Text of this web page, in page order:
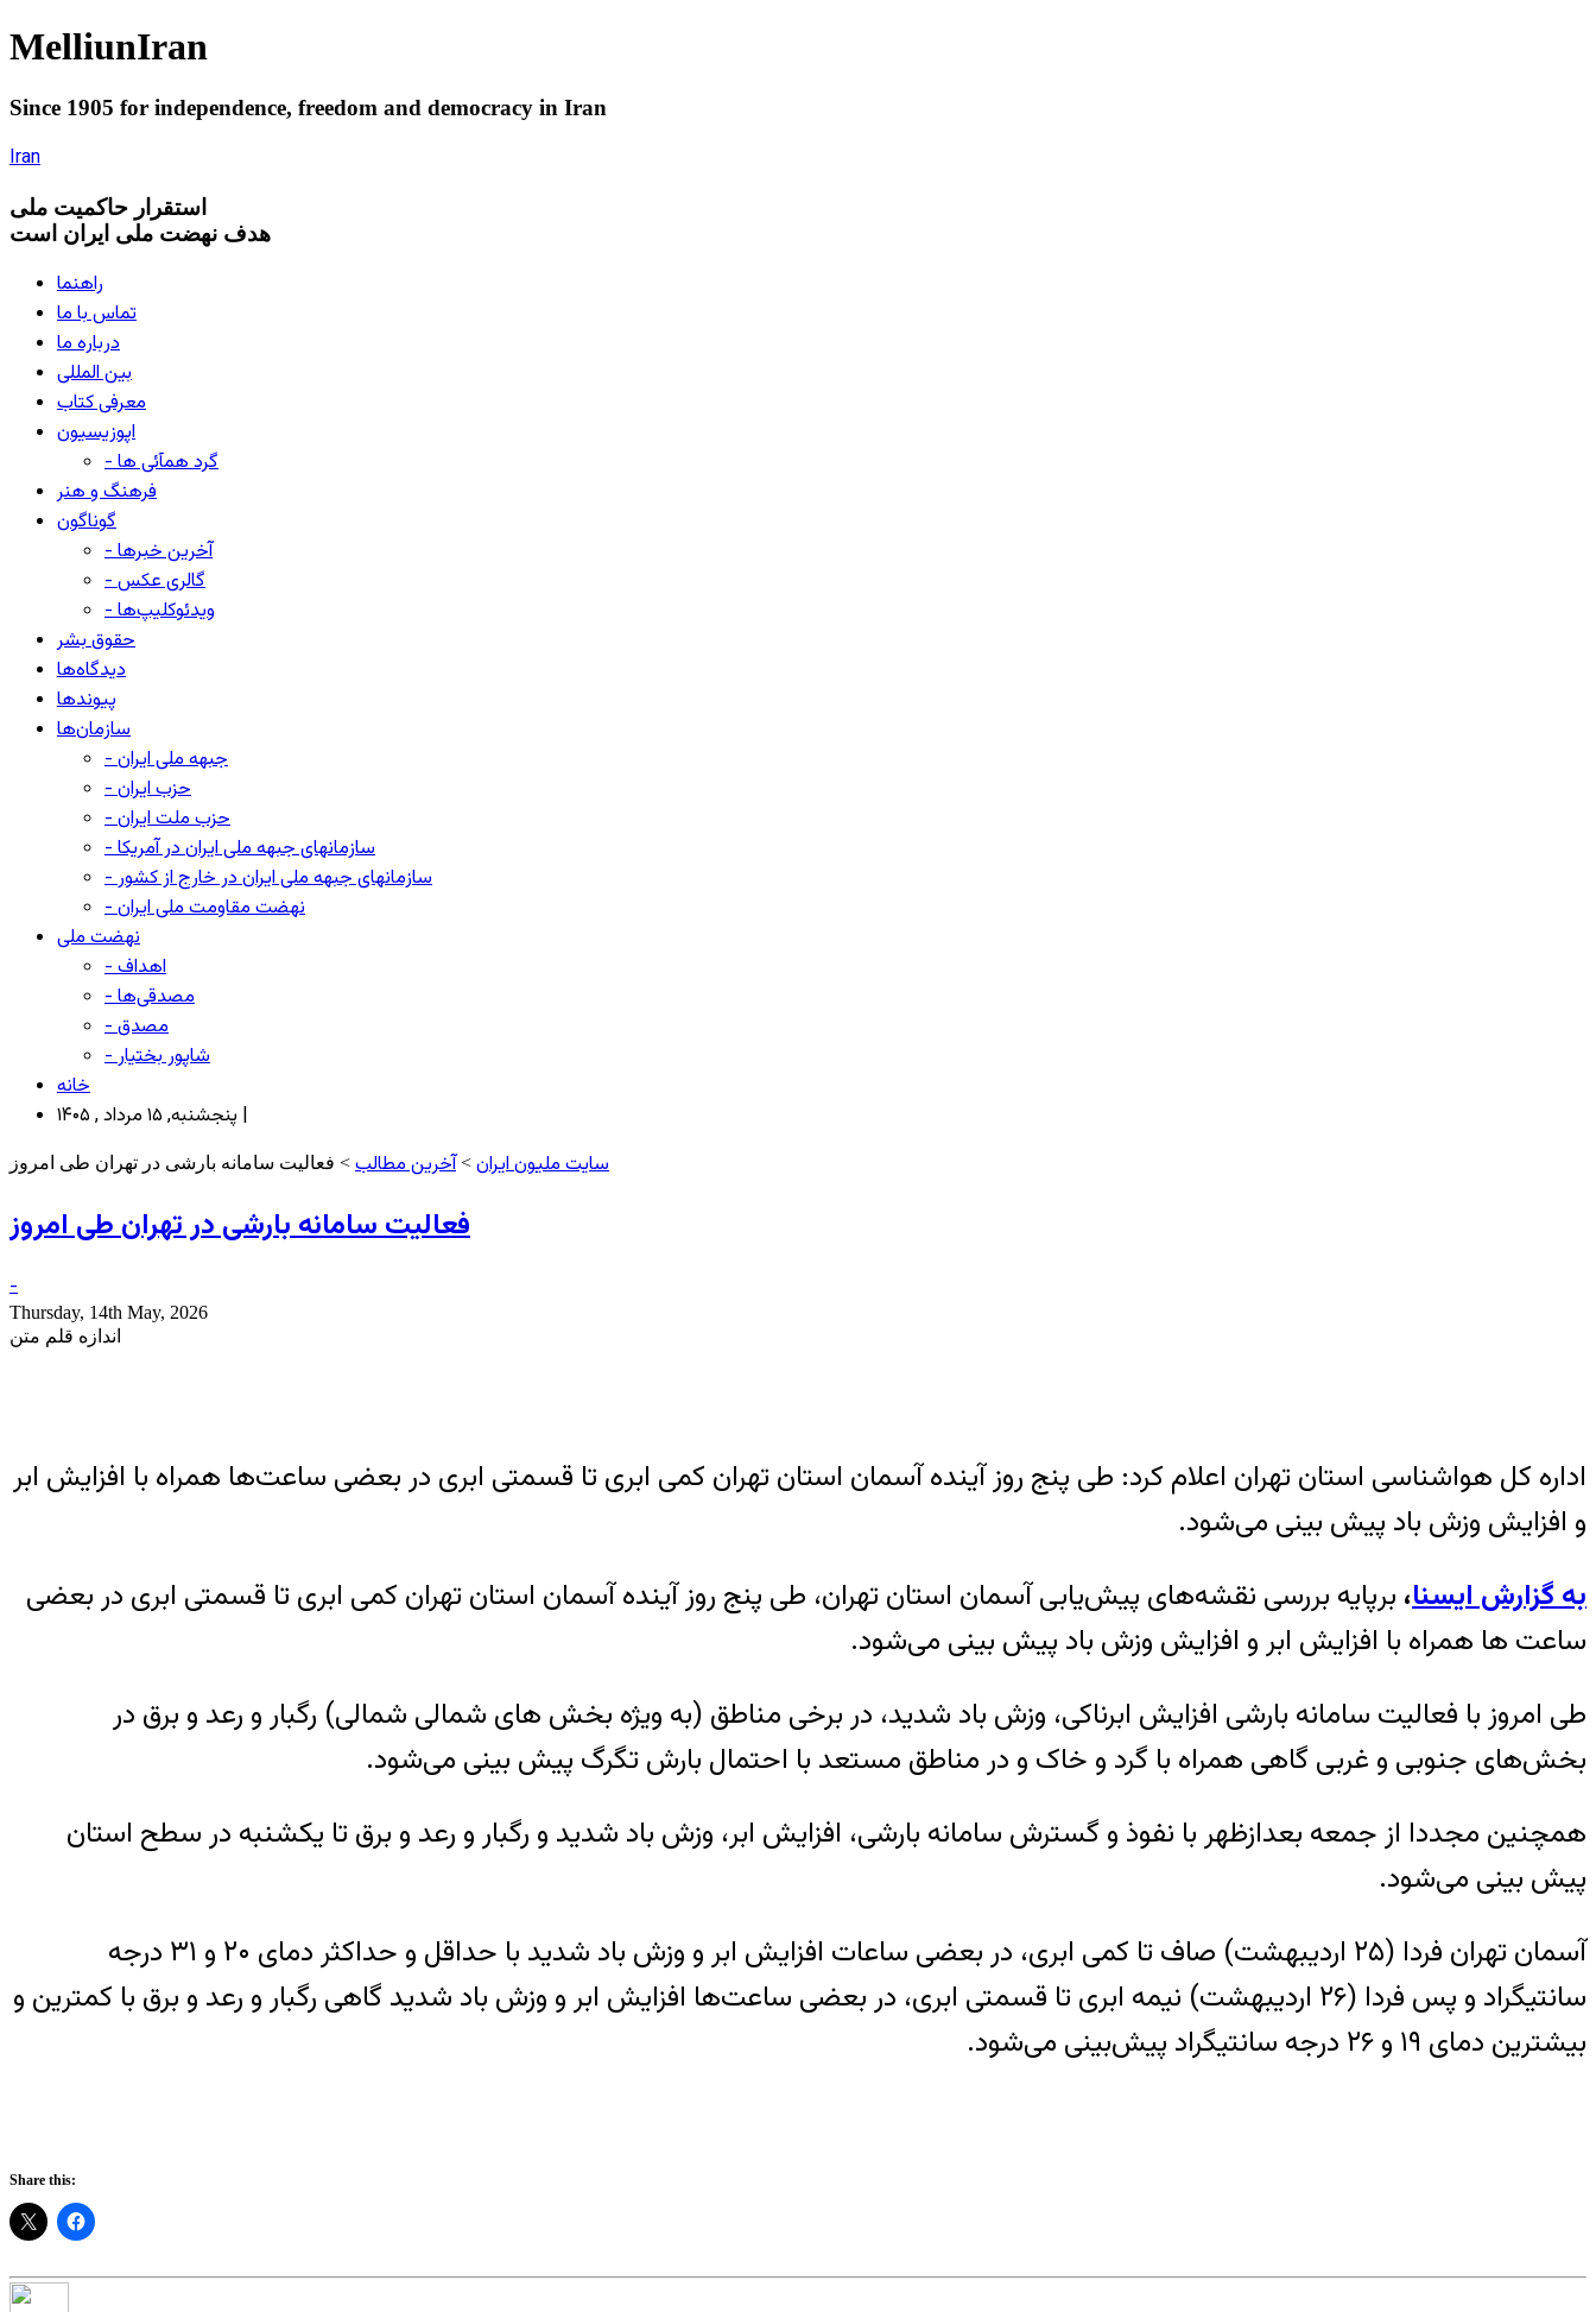
MelliunIran
Since 1905 for independence, freedom and democracy in Iran
Iran
استقرار حاکميت ملی
هدف نهضت ملی ایران است
راهنما
تماس با ما
درباره ما
بین المللی
معرفی کتاب
اپوزیسیون
- گرد همآئی ها
فرهنگ و هنر
گوناگون
- آخرین خبرها
- گالری عکس
- ویدئوکلیپ‌ها
حقوق بشر
دیدگاه‌ها
پیوندها
سازمان‌ها
- جبهه ملی ایران
- حزب ایران
- حزب ملت ایران
- سازمانهای جبهه ملی ایران در آمریکا
- سازمانهای جبهه ملی ایران در خارج از کشور
- نهضت مقاومت ملی ایران
نهضت ملی
- اهداف
- مصدقی‌ها
- مصدق
- شاپور بختیار
خانه
پنجشنبه, ۱۵ مرداد , ۱۴۰۵ |
سایت ملیون ایران >آخرین مطالب > فعالیت سامانه بارشی در تهران طی امروز
فعالیت سامانه بارشی در تهران طی امروز
-
Thursday, 14th May, 2026
اندازه قلم متن
اداره کل هواشناسی استان تهران اعلام کرد: طی پنج روز آینده آسمان استان تهران کمی ابری تا قسمتی ابری در بعضی ساعت‌ها همراه با افزایش ابر
و افزایش وزش باد پیش بینی می‌شود.
به گزارش ایسنا، برپایه بررسی نقشه‌های پیش‌یابی آسمان استان تهران، طی پنج روز آینده آسمان استان تهران کمی ابری تا قسمتی ابری در بعضی
ساعت ها همراه با افزایش ابر و افزایش وزش باد پیش بینی می‌شود.
طی امروز با فعالیت سامانه بارشی افزایش ابرناکی، وزش باد شدید، در برخی مناطق (به ویژه بخش های شمالی شمالی) رگبار و رعد و برق در
بخش‌های جنوبی و غربی گاهی همراه با گرد و خاک و در مناطق مستعد با احتمال بارش تگرگ پیش بینی می‌شود.
همچنین مجددا از جمعه بعدازظهر با نفوذ و گسترش سامانه بارشی، افزایش ابر، وزش باد شدید و رگبار و رعد و برق تا یکشنبه در سطح استان
پیش بینی می‌شود.
آسمان تهران فردا (۲۵ اردیبهشت) صاف تا کمی ابری، در بعضی ساعات افزایش ابر و وزش باد شدید با حداقل و حداکثر دمای ۲۰ و ۳۱ درجه
سانتیگراد و پس فردا (۲۶ اردیبهشت) نیمه ابری تا قسمتی ابری، در بعضی ساعت‌ها افزایش ابر و وزش باد شدید گاهی رگبار و رعد و برق با کمترین و
بیشترین دمای ۱۹ و ۲۶ درجه سانتیگراد پیش‌بینی می‌شود.
Share this: